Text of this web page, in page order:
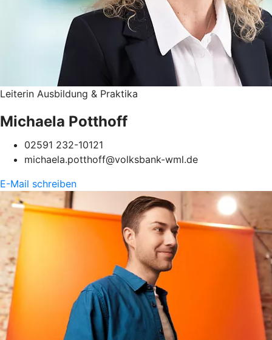
Leiterin Ausbildung & Praktika
Michaela Potthoff
02591 232-10121
michaela.potthoff@volksbank-wml.de
E-Mail schreiben